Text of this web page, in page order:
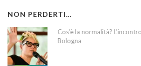
NON PERDERTI…
Cos’è la normalità?
Bologna